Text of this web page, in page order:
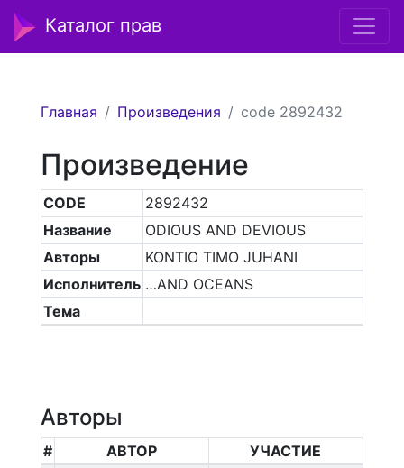
Каталог прав
Главная Произведения code 2892432
Произведение
CODE
2892432
Название
ODIOUS AND DEVIOUS
Авторы
KONTIO TIMO JUHANI
Исполнитель …AND OCEANS
Тема
Авторы
# АВТОР УЧАСТИЕ